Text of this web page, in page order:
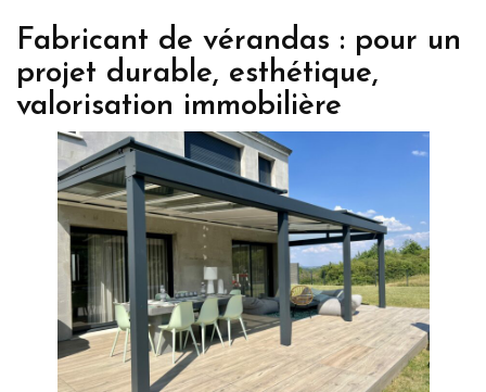
Fabricant de vérandas : pour un
projet durable, esthétique,
valorisation immobilière